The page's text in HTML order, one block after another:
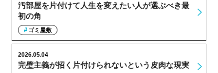
汚部屋を片付けて人生を変えたい人が選ぶべき最
初の角
ゴミ屋敷
完璧主義が招く片付けられないという皮肉な現実
2026.05.04